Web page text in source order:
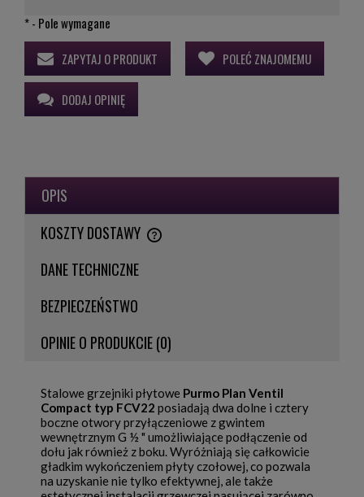
*- Pole wymagane
ZAPYTAJ O PRODUKT
POLEĆ ZNAJOMEMU
DODAJ OPINIĘ
OPIS
KOSZTY DOSTAWY
CENA NIE ZAWIERA EWENTUALNYCH KOSZTÓW PŁATNOŚCI
DANE TECHNICZNE
BEZPIECZEŃSTWO
OPINIE O PRODUKCIE (0)
Stalowe grzejniki płytowe Purmo Plan Ventil
Compact typ FCV22 posiadają dwa dolne i cztery
boczne otwory przyłączeniowe z gwintem
wewnętrznym G ½ " umożliwiające podłączenie od
dołu jak również z boku. Wyróżniają się całkowicie
gładkim wykończeniem płyty czołowej, co pozwala
na uzyskanie nie tylko efektywnej, ale także